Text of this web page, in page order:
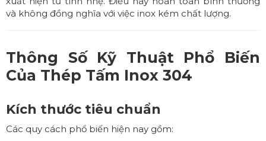
và không đồng nghĩa với việc inox kém chất lượng.
Thông Số Kỹ Thuật Phổ Biến
Của Thép Tấm Inox 304
Kích thước tiêu chuẩn
Các quy cách phổ biến hiện nay gồm: